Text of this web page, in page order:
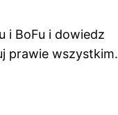
i BoFu i dowiedz
prawie wszystkim.